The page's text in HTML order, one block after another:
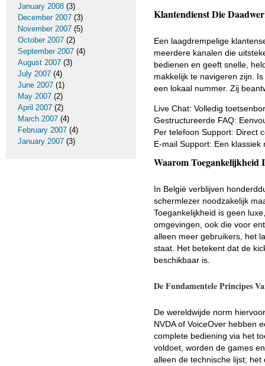
Klantendienst Die
Een laagdrempelige
meerdere kanalen die
bedienen en geeft snelle,
makkelijk te navigeren zijn.
een lokaal nummer. Zij
Live Chat: Volledig
Gestructureerde FAQ:
Per telefoon Support: Direct
E-mail Support: Een
Waarom Toegankelijkheid
In België verblijven
schermlezer noodzakelijk
Toegankelijkheid is geen
omgevingen, ook die voor
alleen meer gebruikers, het
staat. Het betekent dat de
beschikbaar is.
De Fundamentele Principes
De wereldwijde norm
NVDA of VoiceOver hebben
complete bediening via het
voldoet, worden de games
alleen de technische lijst;
January 2008 (3)
December 2007 (3)
November 2007 (5)
October 2007 (2)
September 2007 (4)
August 2007 (3)
July 2007 (4)
June 2007 (1)
May 2007 (2)
April 2007 (2)
March 2007 (4)
February 2007 (4)
January 2007 (3)